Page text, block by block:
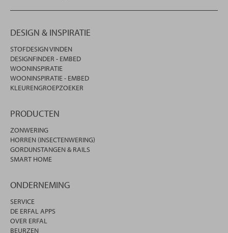
DESIGN & INSPIRATIE
STOFDESIGN VINDEN
DESIGNFINDER - EMBED
WOONINSPIRATIE
WOONINSPIRATIE - EMBED
KLEURENGROEPZOEKER
PRODUCTEN
ZONWERING
HORREN (INSECTENWERING)
GORDIJNSTANGEN & RAILS
SMART HOME
ONDERNEMING
SERVICE
DE ERFAL APPS
OVER ERFAL
BEURZEN